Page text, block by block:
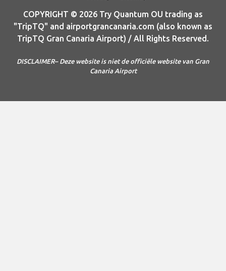
COPYRIGHT © 2026 Try Quantum OU trading as
"TripTQ" and airportgrancanaria.com (also known as
TripTQ Gran Canaria Airport) / All Rights Reserved.
DISCLAIMER– Deze website is niet de officiële website van Gran
Canaria Airport